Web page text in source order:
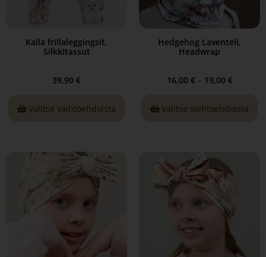
Kalla frillaleggingsit,
Silkkitassut
39,90 €
Valitse vaihtoehdoista
Hedgehog Laventeli,
Headwrap
16,00 € – 19,00 €
Valitse vaihtoehdoista